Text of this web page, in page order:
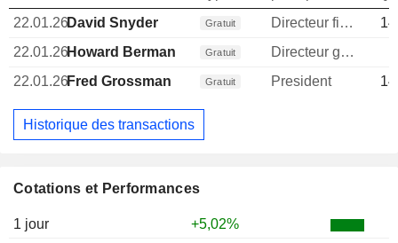
Cotations et Performances
1 jour
+5,02%
22.01.26David Snyder Gratuit Directeur financier
22.01.26Howard Berman Gratuit Directeur general
22.01.26Fred Grossman Gratuit President
Historique des transactions